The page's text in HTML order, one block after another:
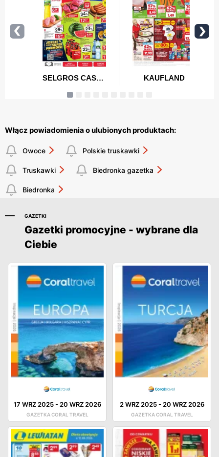
Włącz powiadomienia o ulubionych produktach:
Owoce Polskie truskawki
Truskawki Biedronka gazetka
Biedronka
GAZETKI
Gazetki promocyjne - wybrane dla
Ciebie
17 WRZ 2025- 20 WRZ 2026
GAZETKA CORAL TRAVEL
2 WRZ 2025- 20 WRZ 2026
GAZETKA CORAL TRAVEL